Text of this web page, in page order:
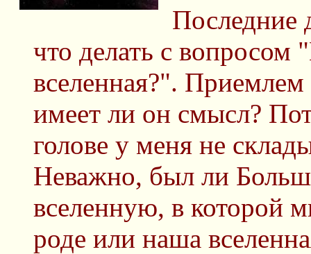
Последние
что делать с вопросом
вселенная?".
имеет ли он смысл?
голове у меня не
Неважно, был ли
вселенную, в которой
роде или наша